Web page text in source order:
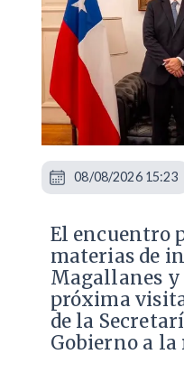
El encuentro
materias de
Magallanes
próxima
de la
Gobierno a la
08/08/2026 15:23